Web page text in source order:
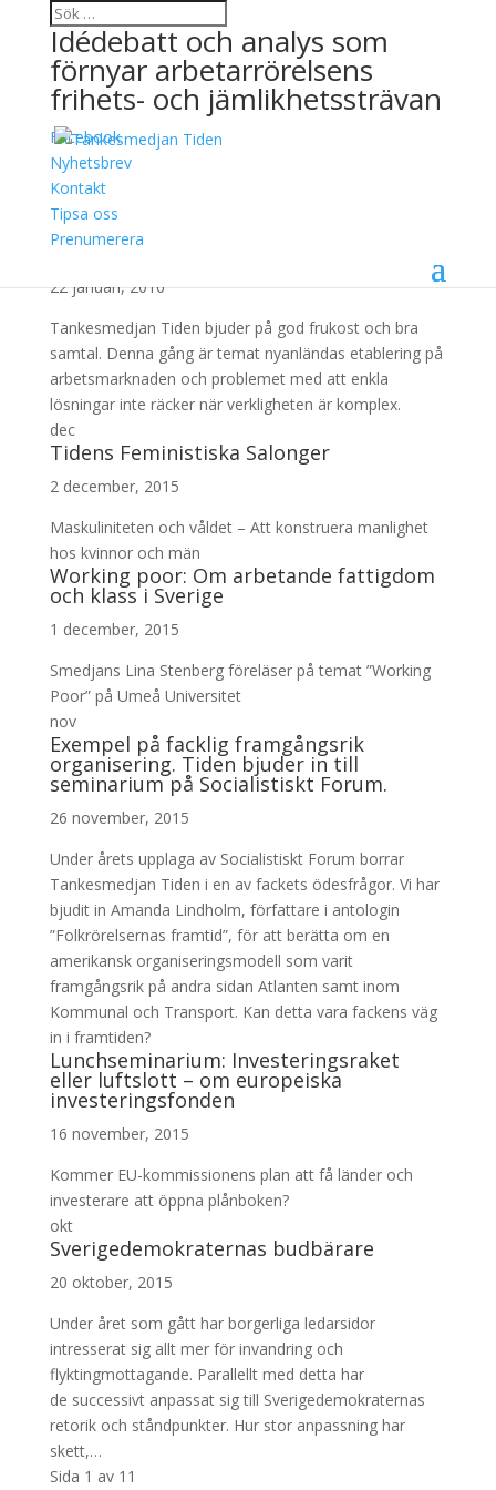
Idédebatt och analys som
förnyar arbetarrörelsens
frihets- och jämlikhetssträvan
Facebook
Nyhetsbrev
Kontakt
Tipsa oss
Prenumerera
Arkiv
jan
Frukostseminarium: Alternativ till sänkta
löner för nyanlända
22 januari, 2016
Tankesmedjan Tiden bjuder på god frukost och bra
samtal. Denna gång är temat nyanländas etablering på
arbetsmarknaden och problemet med att enkla
lösningar inte räcker när verkligheten är komplex.
dec
Tidens Feministiska Salonger
2 december, 2015
Maskuliniteten och våldet – Att konstruera manlighet
hos kvinnor och män
Working poor: Om arbetande fattigdom
och klass i Sverige
1 december, 2015
Smedjans Lina Stenberg föreläser på temat ”Working
Poor” på Umeå Universitet
nov
Exempel på facklig framgångsrik
organisering. Tiden bjuder in till
seminarium på Socialistiskt Forum.
26 november, 2015
Under årets upplaga av Socialistiskt Forum borrar
Tankesmedjan Tiden i en av fackets ödesfrågor. Vi har
bjudit in Amanda Lindholm, författare i antologin
”Folkrörelsernas framtid”, för att berätta om en
amerikansk organiseringsmodell som varit
framgångsrik på andra sidan Atlanten samt inom
Kommunal och Transport. Kan detta vara fackens väg
in i framtiden?
Lunchseminarium: Investeringsraket
eller luftslott – om europeiska
investeringsfonden
16 november, 2015
Kommer EU-kommissionens plan att få länder och
investerare att öppna plånboken?
okt
Sverigedemokraternas budbärare
20 oktober, 2015
Under året som gått har borgerliga ledarsidor
intresserat sig allt mer för invandring och
flyktingmottagande. Parallellt med detta har
de successivt anpassat sig till Sverigedemokraternas
retorik och ståndpunkter. Hur stor anpassning har
skett,…
Sida 1 av 1 1